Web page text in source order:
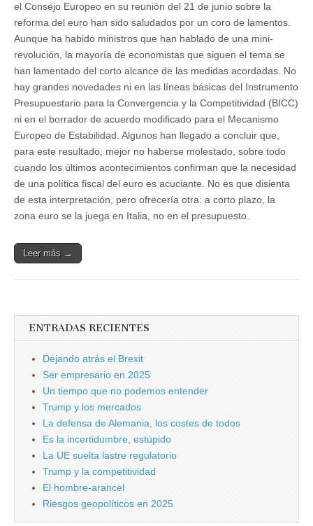
el Consejo Europeo en su reunión del 21 de junio sobre la
reforma del euro han sido saludados por un coro de lamentos.
Aunque ha habido ministros que han hablado de una mini-
revolución, la mayoría de economistas que siguen el tema se
han lamentado del corto alcance de las medidas acordadas. No
hay grandes novedades ni en las líneas básicas del Instrumento
Presupuestario para la Convergencia y la Competitividad (BICC)
ni en el borrador de acuerdo modificado para el Mecanismo
Europeo de Estabilidad. Algunos han llegado a concluir que,
para este resultado, mejor no haberse molestado, sobre todo
cuando los últimos acontecimientos confirman que la necesidad
de una política fiscal del euro es acuciante. No es que disienta
de esta interpretación, pero ofrecería otra: a corto plazo, la
zona euro se la juega en Italia, no en el presupuesto.
Leer más →
ENTRADAS RECIENTES
Dejando atrás el Brexit
Ser empresario en 2025
Un tiempo que no podemos entender
Trump y los mercados
La defensa de Alemania, los costes de todos
Es la incertidumbre, estúpido
La UE suelta lastre regulatorio
Trump y la competitividad
El hombre-arancel
Riesgos geopolíticos en 2025